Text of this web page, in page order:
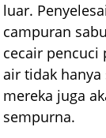
luar.
campuran
cecair pencuci
air tidak
mereka juga
sempurna.